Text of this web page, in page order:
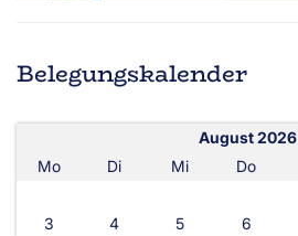
Belegungskalender
August 2026
Mo
Di Mi Do
3
4 5 6